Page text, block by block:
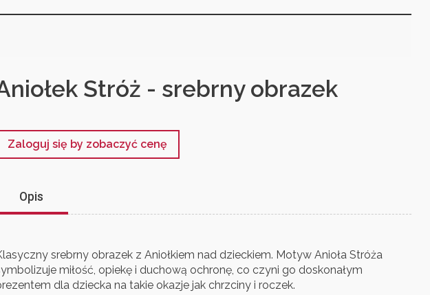
Stróż - srebrny obrazek
Zaloguj się by zobaczyć cenę
Opis
srebrny obrazek z Aniołkiem nad dzieckiem. Motyw Anioła Stróża
miłość, opiekę i duchową ochronę, co czyni go doskonałym
dla dziecka na takie okazje jak chrzciny i roczek.